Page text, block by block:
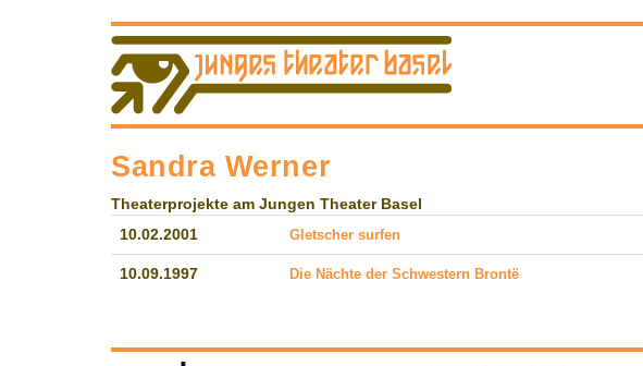
Sandra Werner
Theaterprojekte am Jungen Theater Basel
10.02.2001 Gletscher surfen
10.09.1997 Die Nächte der Schwestern Brontë